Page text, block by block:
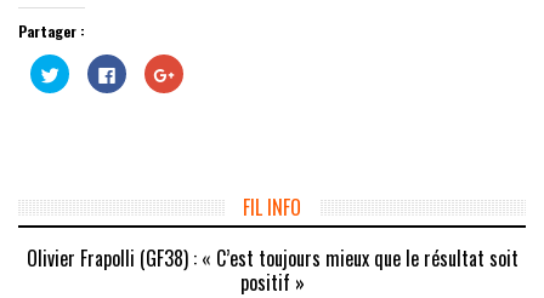
Partager :
Cliquez
pour
partager
Cliquez
pour
partager
Cliquez
pour
fenêtre)
FIL INFO
Olivier Frapolli (GF38) : « C’est toujours mieux que le résultat soit
positif »